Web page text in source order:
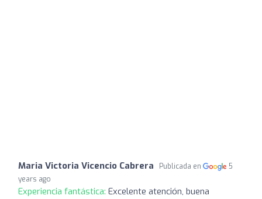
Maria Victoria Vicencio Cabrera Publicada en
5
years ago
Experiencia fantástica: Excelente atención, buena